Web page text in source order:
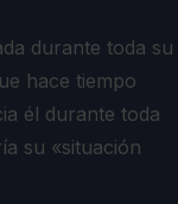
durante toda su
hace tiempo
él durante toda
su «situación